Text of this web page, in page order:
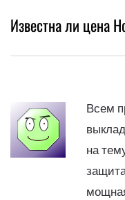
Известна ли цена
Всем
на